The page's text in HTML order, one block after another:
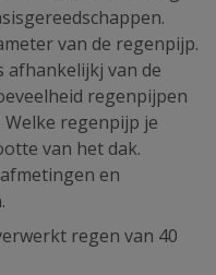
van de regenpijp.
afhankelijkj van de
regenpijpen
regenpijp je
van het dak.
en
regen van 40